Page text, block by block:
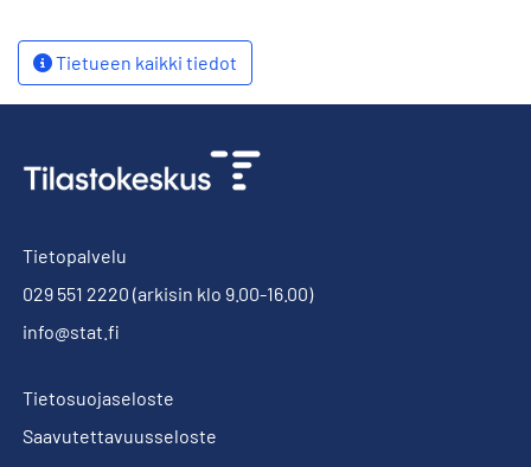
Tietueen kaikki tiedot
Tietopalvelu
029 551 2220 (arkisin klo 9.00-16.00)
info@stat.fi
Tietosuojaseloste
Saavutettavuusseloste